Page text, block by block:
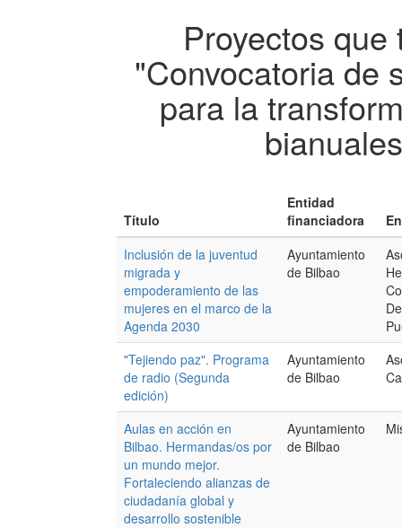
Proyectos
"Convocatoria de
para la
Título
Entidad
financiadora
Inclusión de la juventud
migrada y
empoderamiento de las
mujeres en el marco de la
Agenda 2030
Ayuntamiento
de Bilbao
"Tejiendo paz". Programa
de radio (Segunda
edición)
Ayuntamiento
de Bilbao
Aulas en acción en
Bilbao. Hermandas/os por
un mundo mejor.
Fortaleciendo alianzas de
ciudadanía global y
desarrollo sostenible
Ayuntamiento
de Bilbao